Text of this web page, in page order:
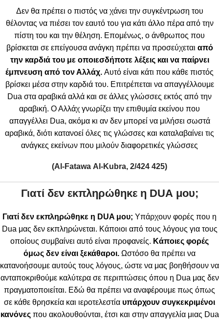
Δεν θα πρέπει ο πιστός να χάνει την συγκέντρωση του
θέλοντας να πιέσει τον εαυτό του για κάτι άλλο πέρα από την
πίστη του και την θέληση. Επομένως, ο άνθρωπος που
βρίσκεται σε επείγουσα ανάγκη πρέπει να προσεύχεται από
την καρδιά του με οποιεσδήποτε λέξεις και να παίρνει
έμπνευση από τον Αλλάχ. Αυτό είναι κάτι που κάθε πιστός
βρίσκει μέσα στην καρδιά του. Επιτρέπεται να απαγγέλλουμε
Dua στα αραβικά αλλά και σε άλλες γλώσσες εκτός από την
αραβική. Ο Αλλάχ γνωρίζει την επιθυμία εκείνου που
απαγγέλλει Dua, ακόμα κι αν δεν μπορεί να μιλήσει σωστά
αραβικά, διότι κατανοεί όλες τις γλώσσες και καταλαβαίνει τις
ανάγκες εκείνων που μιλούν διαφορετικές γλώσσες
(Al-Fatawa Al-Kubra, 2/424 425)
Γιατί δεν εκπληρώθηκε η DUA μου;
Γιατί δεν εκπληρώθηκε η DUA μου; Υπάρχουν φορές που η
Dua μας δεν εκπληρώνεται. Κάποιοι από τους λόγους για τους
οποίους συμβαίνει αυτό είναι προφανείς. Κάποιες φορές
όμως δεν είναι ξεκάθαροι. Ωστόσο θα πρέπει να
κατανοήσουμε αυτούς τους λόγους, ώστε να μας βοηθήσουν να
ανταποκριθούμε καλύτερα σε περιπτώσεις όπου η Dua μας δεν
πραγματοποιείται. Εδώ θα πρέπει να αναφέρουμε πως όπως
σε κάθε θρησκεία και ιεροτελεστία υπάρχουν συγκεκριμένοι
κανόνεςπου ακολουθούνται, έτσι και στην απαγγελία μιας Dua